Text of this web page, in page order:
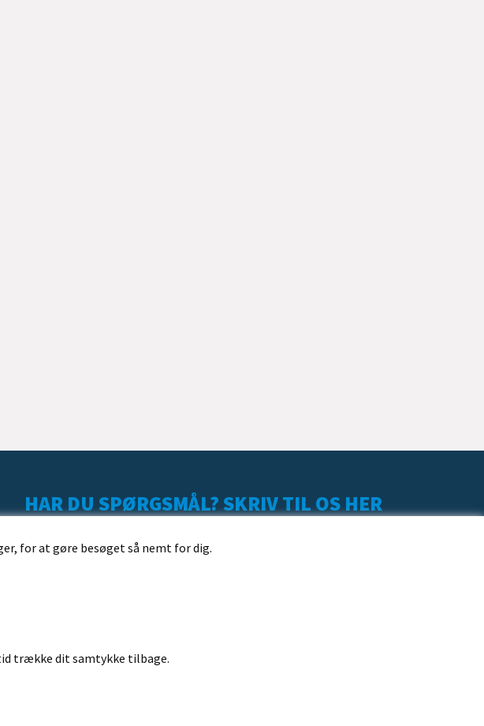
for at gøre besøget så nemt for dig.
trække dit samtykke tilbage.
HAR DU SPØRGSMÅL? SKRIV TIL OS HER